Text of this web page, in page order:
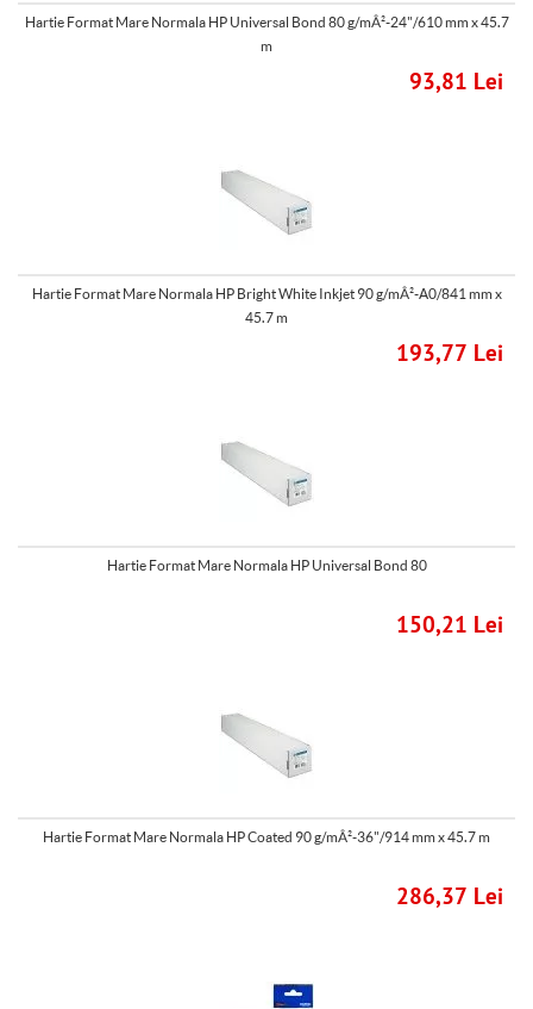
Hartie Format Mare Normala HP Universal Bond 80 g/mÂ²-24"/610 mm x 45.7
m
93,81 Lei
Hartie Format Mare Normala HP Bright White Inkjet 90 g/mÂ²-A0/841 mm x
45.7 m
193,77 Lei
Hartie Format Mare Normala HP Universal Bond 80
150,21 Lei
Hartie Format Mare Normala HP Coated 90 g/mÂ²-36"/914 mm x 45.7 m
286,37 Lei